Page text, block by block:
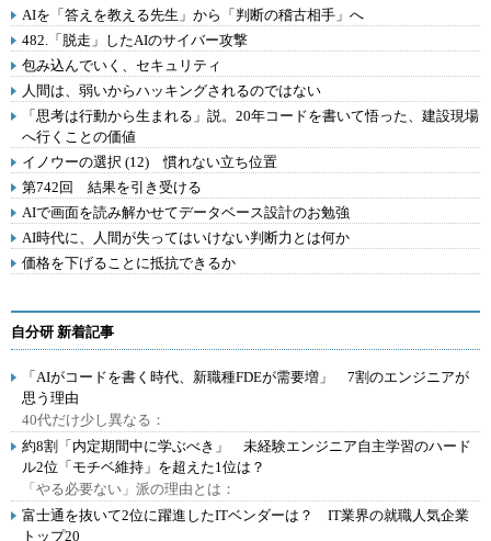
AIを「答えを教える先生」から「判断の稽古相手」へ
482.「脱走」したAIのサイバー攻撃
包み込んでいく、セキュリティ
人間は、弱いからハッキングされるのではない
「思考は行動から生まれる」説。20年コードを書いて悟った、建設現場
へ行くことの価値
イノウーの選択 (12) 慣れない立ち位置
第742回 結果を引き受ける
AIで画面を読み解かせてデータベース設計のお勉強
AI時代に、人間が失ってはいけない判断力とは何か
価格を下げることに抵抗できるか
自分研 新着記事
「AIがコードを書く時代、新職種FDEが需要増」 7割のエンジニアが
思う理由
40代だけ少し異なる：
約8割「内定期間中に学ぶべき」 未経験エンジニア自主学習のハード
ル2位「モチベ維持」を超えた1位は？
「やる必要ない」派の理由とは：
富士通を抜いて2位に躍進したITベンダーは？ IT業界の就職人気企業
トップ20